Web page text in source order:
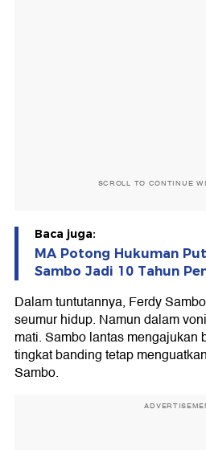
SCROLL TO CONTINUE
Baca juga:
MA Potong Hukuman
Sambo Jadi 10 Tahun
Dalam tuntutannya, Ferdy
seumur hidup. Namun dalam
mati. Sambo lantas mengajukan
tingkat banding tetap
Sambo.